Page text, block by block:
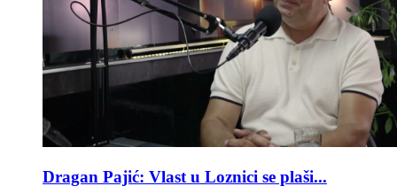
Dragan Pajić: Vlast u Loznici se plaši...